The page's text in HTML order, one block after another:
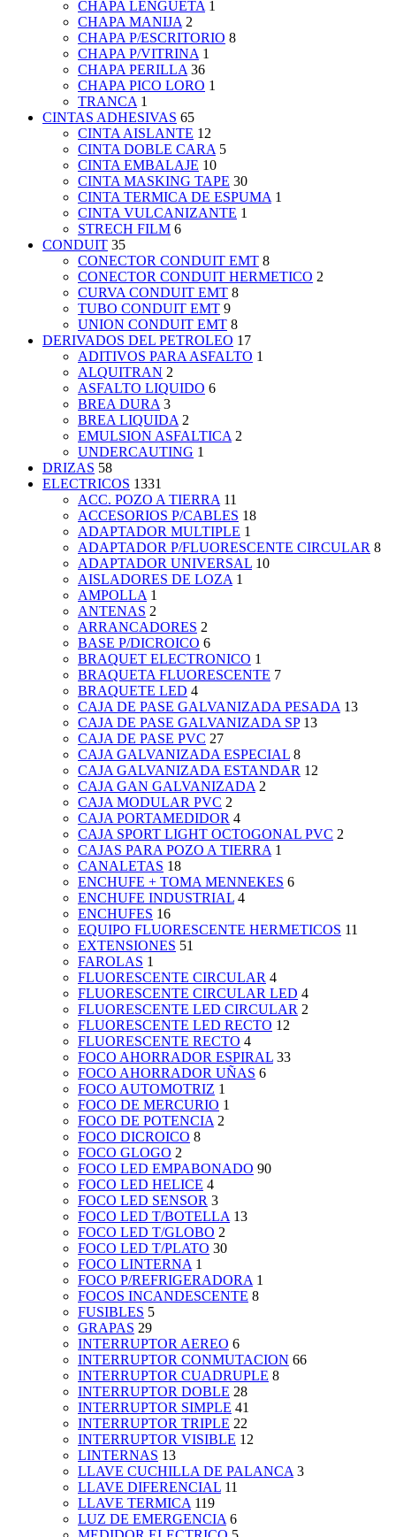
CHAPA LENGÜETA 1
CHAPA MANIJA 2
CHAPA P/ESCRITORIO 8
CHAPA P/VITRINA 1
CHAPA PERILLA 36
CHAPA PICO LORO 1
TRANCA 1
CINTAS ADHESIVAS 65
CINTA AISLANTE 12
CINTA DOBLE CARA 5
CINTA EMBALAJE 10
CINTA MASKING TAPE 30
CINTA TERMICA DE ESPUMA 1
CINTA VULCANIZANTE 1
STRECH FILM 6
CONDUIT 35
CONECTOR CONDUIT EMT 8
CONECTOR CONDUIT HERMETICO 2
CURVA CONDUIT EMT 8
TUBO CONDUIT EMT 9
UNION CONDUIT EMT 8
DERIVADOS DEL PETROLEO 17
ADITIVOS PARA ASFALTO 1
ALQUITRAN 2
ASFALTO LIQUIDO 6
BREA DURA 3
BREA LIQUIDA 2
EMULSION ASFALTICA 2
UNDERCAUTING 1
DRIZAS 58
ELECTRICOS 1331
ACC. POZO A TIERRA 11
ACCESORIOS P/CABLES 18
ADAPTADOR MULTIPLE 1
ADAPTADOR P/FLUORESCENTE CIRCULAR 8
ADAPTADOR UNIVERSAL 10
AISLADORES DE LOZA 1
AMPOLLA 1
ANTENAS 2
ARRANCADORES 2
BASE P/DICROICO 6
BRAQUET ELECTRONICO 1
BRAQUETA FLUORESCENTE 7
BRAQUETE LED 4
CAJA DE PASE GALVANIZADA PESADA 13
CAJA DE PASE GALVANIZADA SP 13
CAJA DE PASE PVC 27
CAJA GALVANIZADA ESPECIAL 8
CAJA GALVANIZADA ESTANDAR 12
CAJA GAN GALVANIZADA 2
CAJA MODULAR PVC 2
CAJA PORTAMEDIDOR 4
CAJA SPORT LIGHT OCTOGONAL PVC 2
CAJAS PARA POZO A TIERRA 1
CANALETAS 18
ENCHUFE + TOMA MENNEKES 6
ENCHUFE INDUSTRIAL 4
ENCHUFES 16
EQUIPO FLUORESCENTE HERMETICOS 11
EXTENSIONES 51
FAROLAS 1
FLUORESCENTE CIRCULAR 4
FLUORESCENTE CIRCULAR LED 4
FLUORESCENTE LED CIRCULAR 2
FLUORESCENTE LED RECTO 12
FLUORESCENTE RECTO 4
FOCO AHORRADOR ESPIRAL 33
FOCO AHORRADOR UÑAS 6
FOCO AUTOMOTRIZ 1
FOCO DE MERCURIO 1
FOCO DE POTENCIA 2
FOCO DICROICO 8
FOCO GLOGO 2
FOCO LED EMPABONADO 90
FOCO LED HELICE 4
FOCO LED SENSOR 3
FOCO LED T/BOTELLA 13
FOCO LED T/GLOBO 2
FOCO LED T/PLATO 30
FOCO LINTERNA 1
FOCO P/REFRIGERADORA 1
FOCOS INCANDESCENTE 8
FUSIBLES 5
GRAPAS 29
INTERRUPTOR AEREO 6
INTERRUPTOR CONMUTACION 66
INTERRUPTOR CUADRUPLE 8
INTERRUPTOR DOBLE 28
INTERRUPTOR SIMPLE 41
INTERRUPTOR TRIPLE 22
INTERRUPTOR VISIBLE 12
LINTERNAS 13
LLAVE CUCHILLA DE PALANCA 3
LLAVE DIFERENCIAL 11
LLAVE TERMICA 119
LUZ DE EMERGENCIA 6